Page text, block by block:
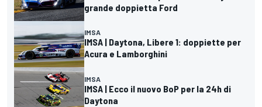
grande doppietta Ford
IMSA
IMSA | Daytona, Libere 1: doppiette per
Acura e Lamborghini
IMSA
IMSA | Ecco il nuovo BoP per la 24h di
Daytona